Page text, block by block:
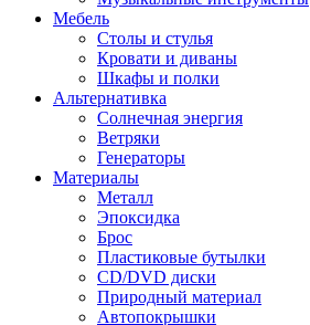
Мебель
Столы и стулья
Кровати и диваны
Шкафы и полки
Альтернативка
Солнечная энергия
Ветряки
Генераторы
Материалы
Металл
Эпоксидка
Брос
Пластиковые бутылки
CD/DVD диски
Природный материал
Автопокрышки